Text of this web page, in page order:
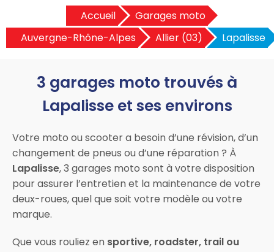
Accueil
Garages moto
Auvergne-Rhône-Alpes
Allier (03) Lapalisse
3 garages moto trouvés à
Lapalisse et ses environs
Votre moto ou scooter a besoin d’une révision, d’un
changement de pneus ou d’une réparation ? À
Lapalisse, 3 garages moto sont à votre disposition
pour assurer l’entretien et la maintenance de votre
deux-roues, quel que soit votre modèle ou votre
marque.
Que vous rouliez en sportive, roadster, trail ou